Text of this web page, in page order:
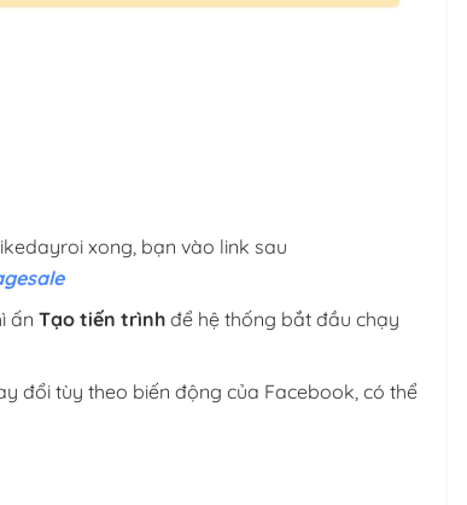
xong, bạn vào link sau
ấnTạo tiến trình để hệ thống bắt đầu chạy
đổi tùy theo biến động của Facebook, có thể